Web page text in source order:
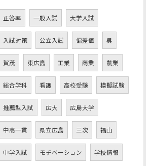
正答率 一般入試 大学入試
入試対策 公立入試 偏差値 呉
賀茂 東広島 工業 商業 農業
総合学科 看護 高校受験 模擬試験
推薦型入試 広大 広島大学
中高一貫 県立広島 三次 福山
中学入試 モチベーション 学校情報